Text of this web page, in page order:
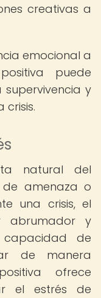
creativas a
emocional a
puede
y
crisis.
natural del
de amenaza o
una crisis, el
abrumador y
de
de manera
ofrece
el estrés de